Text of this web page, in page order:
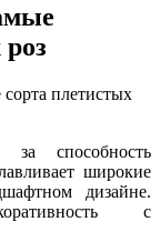
за способность
широкие
дизайне.
с